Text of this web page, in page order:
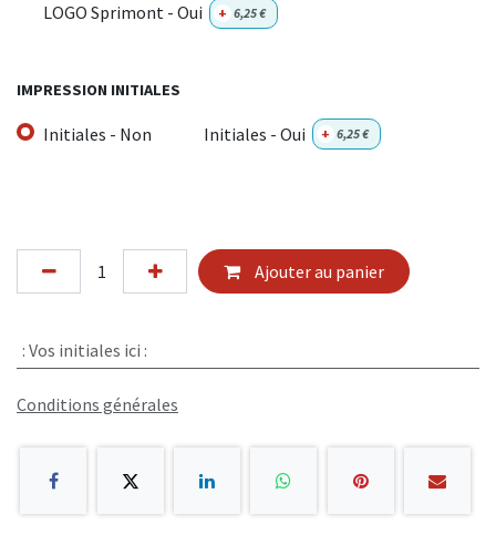
LOGO Sprimont - Oui + 6,25€
IMPRESSION INITIALES
Initiales - Non Initiales - Oui + 6,25€
Ajouter au panier
: Vos initiales ici :
Conditions générales